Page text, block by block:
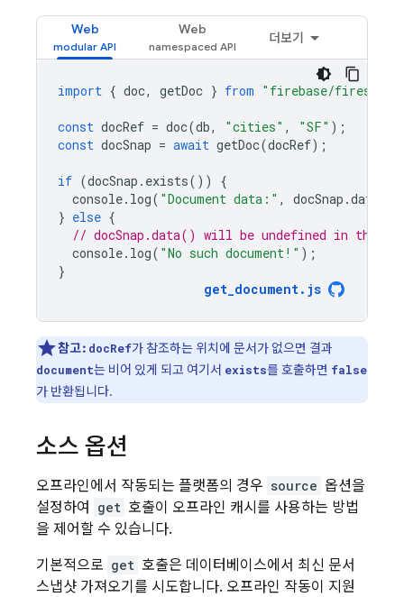
Web Web
더보기
import { doc, getDoc } from "firebase/
const docRef = doc(db, "cities" , "SF" );
const docSnap = await getDoc(docRef);
if (docSnap . exists())
{
console. log( "Document data:" , docSnap .data
} else {
// docSnap.data() will be undefined in this
console. log( "No such document!" );
}
get_document. js
참고: docRef가 참조하는 위치에 문서가 없으면 결과
document는 비어 있게 되고 여기서 exists를 호출하면 false
가 반환됩니다.
소스 옵션
오프라인에서 작동되는 플랫폼의 경우 source 옵션을
설정하여
get 호출이 오프라인 캐시를 사용하는 방법
을 제어할 수 있습니다.
기본적으로 get 호출은 데이터베이스에서 최신 문서
스냅샷 가져오기를 시도합니다. 오프라인 작동이 지원